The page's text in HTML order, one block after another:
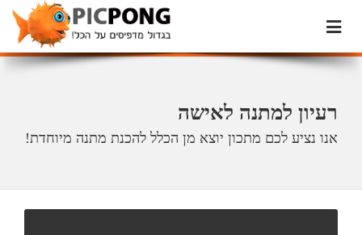
רעיון למתנה לאישה
אנו נציע לכם מתכון יוצא מן הכלל להכנת מתנה מיוחדת!